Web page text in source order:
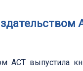
АСТ выпустила